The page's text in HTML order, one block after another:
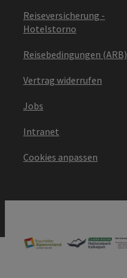
Reiseversicherung -
Hotelstorno
Reisebedingungen (ARB)
Vertrag widerrufen
Jobs
Intranet
Cookies anpassen